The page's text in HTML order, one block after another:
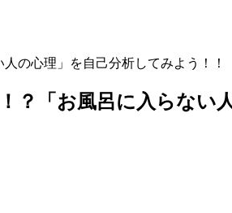
の心理」を自己分析してみよう！！
？「お風呂に入らない